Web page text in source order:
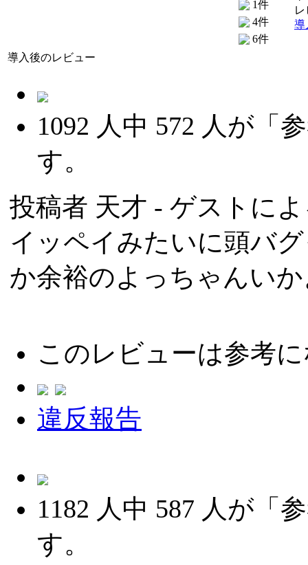
1件
4件
6件
導
導入後のレビュー
1092 人中 572 人が「
す。
投稿者 天才 - ゲストに
イッペイみたいに頭バ
か余裕のよっちゃんい
このレビューは参考
違反報告
1182 人中 587 人が「
す。